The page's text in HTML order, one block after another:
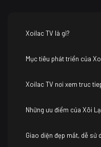
Xoilac TV là gì?
Mục tiêu phát triển của
Xoilac TV nơi xem truc
Những ưu điểm của Xôi
Giao diện đẹp mắt, dễ sử